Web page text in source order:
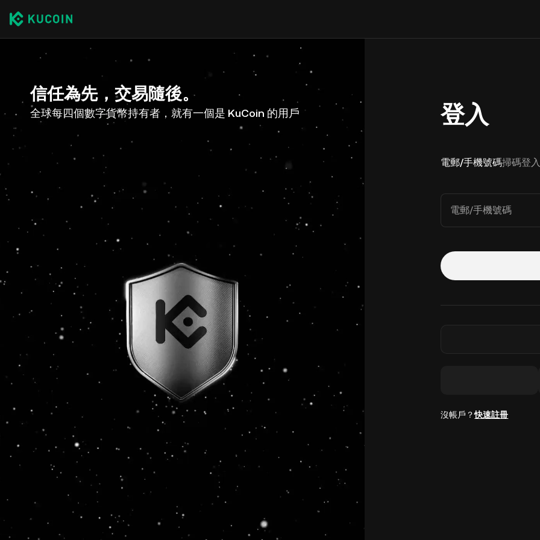
信任為先，交易隨後。
全球每四個數字貨幣持有者，就有一個是 KuCoin 的用戶 登入
電郵/手機號碼掃碼登入
電郵/手機號碼
沒帳戶？快速註冊